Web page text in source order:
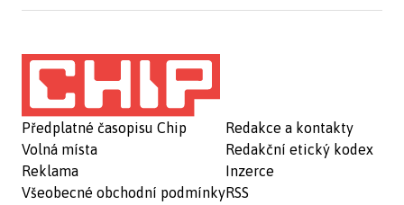
Předplatné časopisu Chip
Volná místa
Reklama
Všeobecné obchodní podmínky
Redakce a kontakty
Redakční etický kodex
Inzerce
RSS